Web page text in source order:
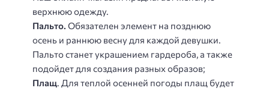
верхнюю одежду.
Пальто. Обязателен элемент на позднюю
осень и раннюю весну для каждой девушки.
Пальто станет украшением гардероба, а также
подойдет для создания разных образов;
Плащ. Для теплой осенней погоды плащ будет